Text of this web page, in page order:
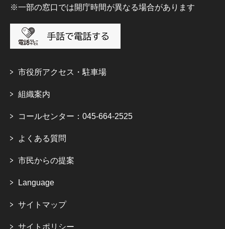
※一部の窓口では開庁時間が異なる場合があります
市役所アクセス・駐車場
組織案内
コールセンター：045-664-2525
よくある質問
市民からの提案
Language
サイトマップ
サイトポリシー